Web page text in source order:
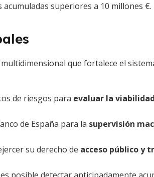
superiores a 10 millones €.
multidimensional que fortalece el
de riesgos para evaluar la
de España para la supervisión
su derecho de acceso público y